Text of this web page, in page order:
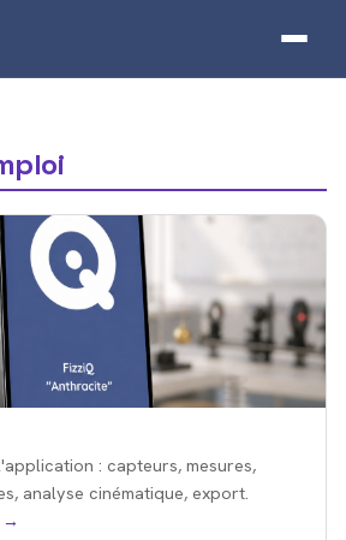
: capteurs, mesures,
analyse cinématique, export.
→